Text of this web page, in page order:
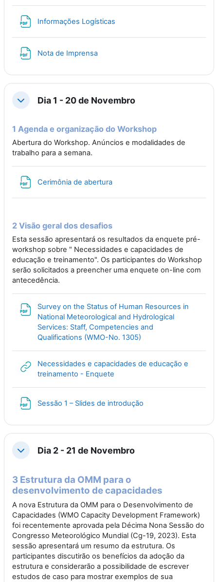
Informações Logísticas
Nota de Imprensa
CollapseDia 1 - 20 de Novembro
1 Agenda e organização do Workshop
Abertura do Workshop. Anúncios e modalidades de
trabalho para a semana.
Cerimônia de abertura
2 Visão geral dos desafios
Esta sessão apresentará os resultados da enquete pré-
workshop sobre " Necessidades e capacidades de
educação e treinamento". Os participantes do Workshop
serão solicitados a preencher uma enquete on-line com
antecedência.
Survey on the Status of Human Resources in
National Meteorological and Hydrological
Services: Staff, Competencies and
Qualifications (WMO-No. 1305)
Necessidades e capacidades de educação e
treinamento - Enquete
Sessão 1 – Slides de introdução
CollapseDia 2 - 21 de Novembro
3 Estrutura da OMM para o
desenvolvimento de capacidades
A nova Estrutura da OMM para o Desenvolvimento de
Capacidades (WMO Capacity Development Framework)
foi recentemente aprovada pela Décima Nona Sessão do
Congresso Meteorológico Mundial (Cg-19, 2023). Esta
sessão apresentará um resumo da estrutura. Os
participantes discutirão os benefícios da adoção da
estrutura e considerarão a possibilidade de escrever
estudos de caso para mostrar exemplos de sua